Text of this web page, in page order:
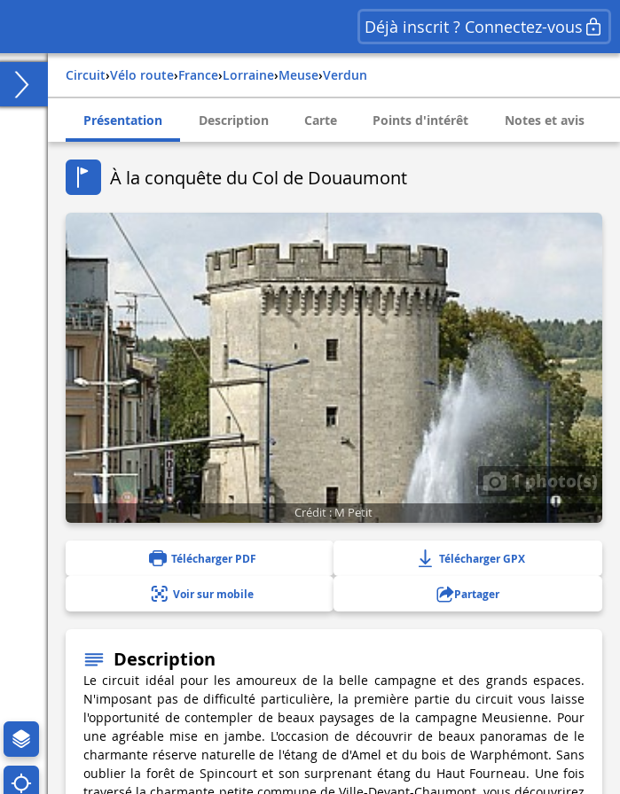
Déjà inscrit ? Connectez-vous
Circuit› Vélo route› france› lorraine› meuse› verdun
Présentation Description Carte Points d'intérêt Notes et avis
À la conquête du Col de Douaumont
1 photo(s)
Crédit : M Petit
Télécharger PDF Télécharger GPX
Voir sur mobile Partager
Description
Le circuit idéal pour les amoureux de la belle campagne et des grands espaces.
N'imposant pas de difficulté particulière, la première partie du circuit vous laisse
l'opportunité de contempler de beaux paysages de la campagne Meusienne. Pour
une agréable mise en jambe. L'occasion de découvrir de beaux panoramas de le
charmante réserve naturelle de l'étang de d'Amel et du bois de Warphémont. Sans
oublier la forêt de Spincourt et son surprenant étang du Haut Fourneau. Une fois